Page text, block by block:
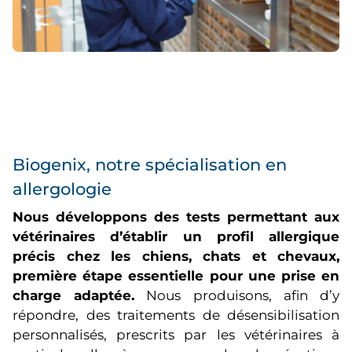
Biogenix, notre spécialisation en
allergologie
Nous développons des tests permettant aux
vétérinaires d’établir un profil allergique
précis chez les chiens, chats et chevaux,
première étape essentielle pour une prise en
charge adaptée. Nous produisons, afin d’y
répondre, des traitements de désensibilisation
personnalisés, prescrits par les vétérinaires à